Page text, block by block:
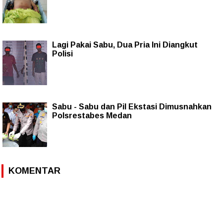
Lagi Pakai Sabu, Dua Pria Ini Diangkut
Polisi
Sabu - Sabu dan Pil Ekstasi Dimusnahkan
Polsrestabes Medan
KOMENTAR